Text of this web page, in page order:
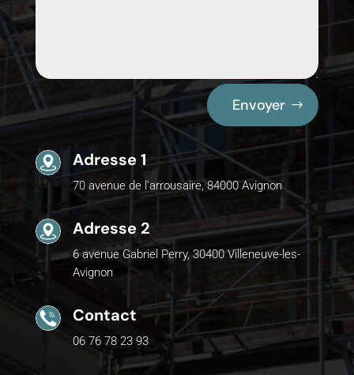
Envoyer
Adresse 1
70 avenue de l'arrousaire, 84000 Avignon
Adresse 2
6 avenue Gabriel Perry, 30400 Villeneuve-les-
Avignon
Contact
06 76 78 23 93